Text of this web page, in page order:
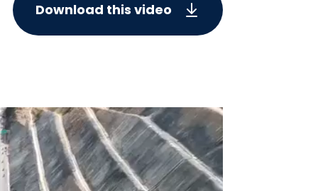
Download this video